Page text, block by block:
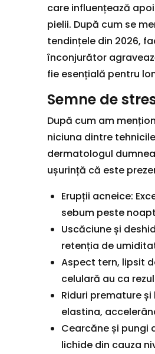
care influențează
pielii. După cum se
tendințele din 2026,
înconjurător
fie esențială pentru
Semne de
După cum am
niciuna dintre
dermatologul
ușurință că este
Erupții acneice:
sebum peste
Uscăciune și
retenția de
Aspect tern, lipsit
celulară au ca
Riduri premature
elastina,
Cearcăne și pungi
lichide din cauza